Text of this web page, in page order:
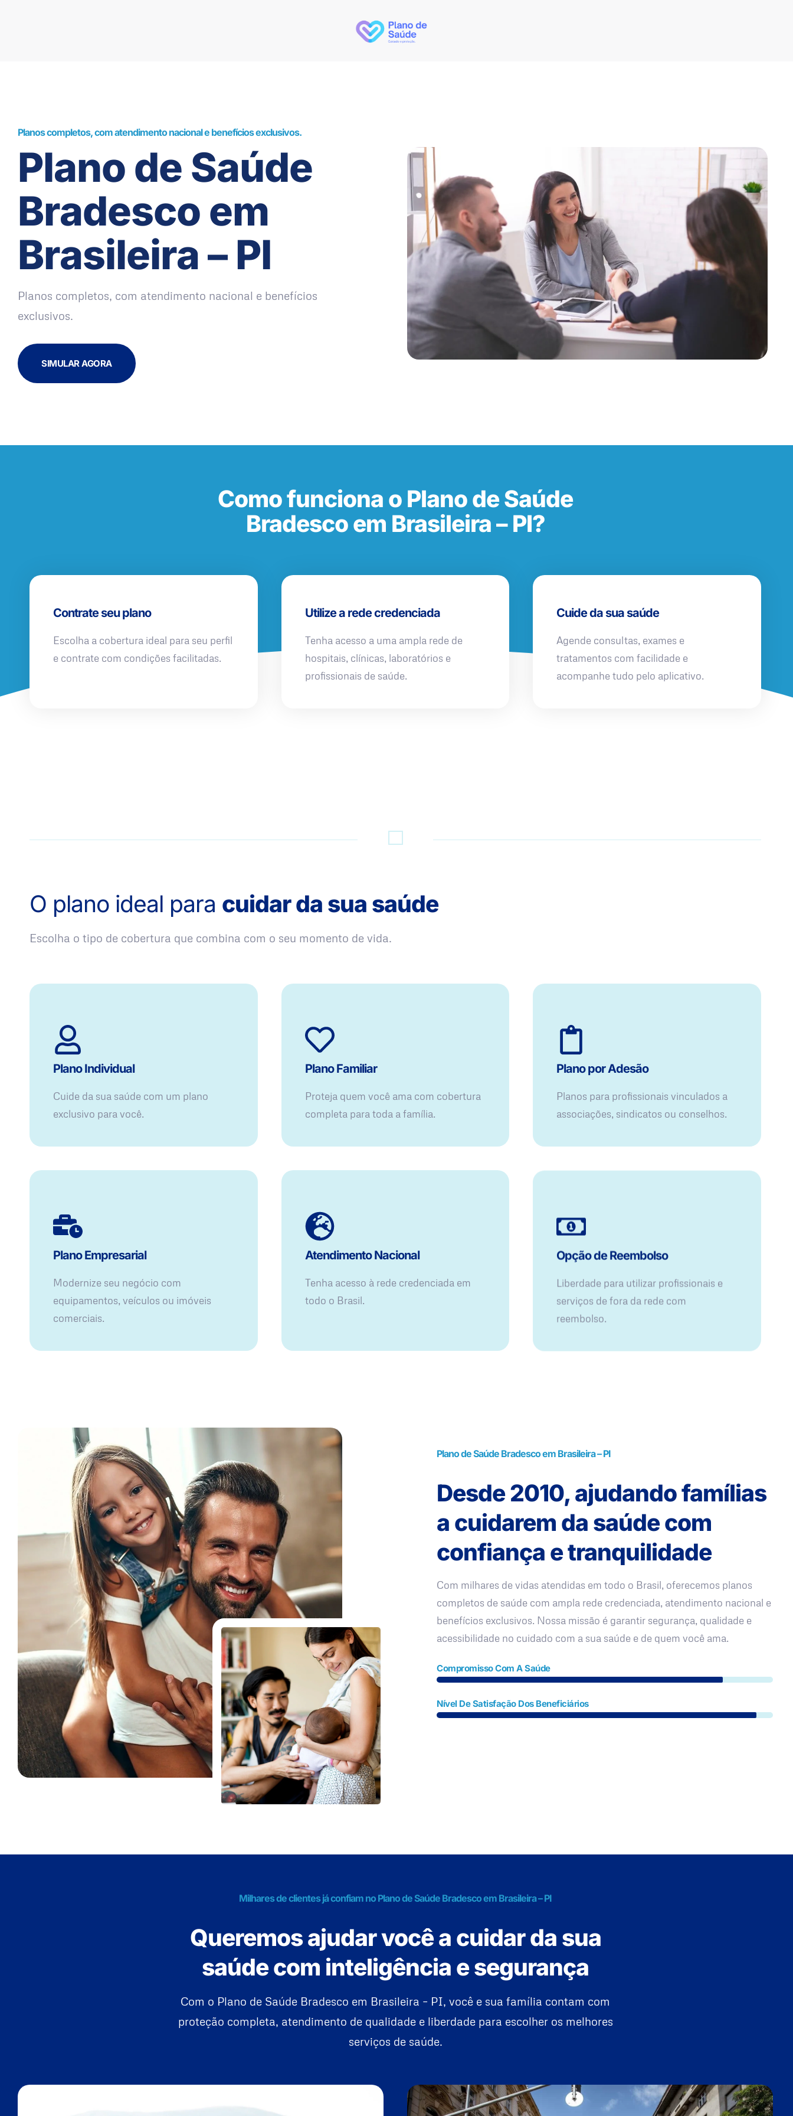
Planos completos, com atendimento nacional e benefícios exclusivos.
Plano de Saúde
Bradesco em
Brasileira – PI
Planos completos, com atendimento nacional e benefícios
exclusivos.
SIMULAR AGORA
Como funciona o Plano de Saúde
Bradesco em Brasileira – PI?
Contrate seu plano
Escolha a cobertura ideal para seu perfil
e contrate com condições facilitadas.
Utilize a rede credenciada
Tenha acesso a uma ampla rede de
hospitais, clínicas, laboratórios e
profissionais de saúde.
Cuide da sua saúde
Agende consultas, exames e
tratamentos com facilidade e
acompanhe tudo pelo aplicativo.
O plano ideal para cuidar da sua saúde
Escolha o tipo de cobertura que combina com o seu momento de vida.
Plano Individual
Cuide da sua saúde com um plano
exclusivo para você.
Plano Familiar
Proteja quem você ama com cobertura
completa para toda a família.
Plano por Adesão
Planos para profissionais vinculados a
associações, sindicatos ou conselhos.
Plano Empresarial
Modernize seu negócio com
equipamentos, veículos ou imóveis
comerciais.
Atendimento Nacional
Tenha acesso à rede credenciada em
todo o Brasil.
Opção de Reembolso
Liberdade para utilizar profissionais e
serviços de fora da rede com
reembolso.
Plano de Saúde Bradesco em Brasileira – PI
Desde 2010, ajudando famílias
a cuidarem da saúde com
confiança e tranquilidade
Com milhares de vidas atendidas em todo o Brasil, oferecemos planos
completos de saúde com ampla rede credenciada, atendimento nacional e
benefícios exclusivos. Nossa missão é garantir segurança, qualidade e
acessibilidade no cuidado com a sua saúde e de quem você ama.
Compromisso Com A Saúde
Nível De Satisfação Dos Beneficiários
Milhares de clientes já confiam no Plano de Saúde Bradesco em Brasileira – PI
Queremos ajudar você a cuidar da sua
saúde com inteligência e segurança
Com o Plano de Saúde Bradesco em Brasileira – PI, você e sua família contam com
proteção completa, atendimento de qualidade e liberdade para escolher os melhores
serviços de saúde.